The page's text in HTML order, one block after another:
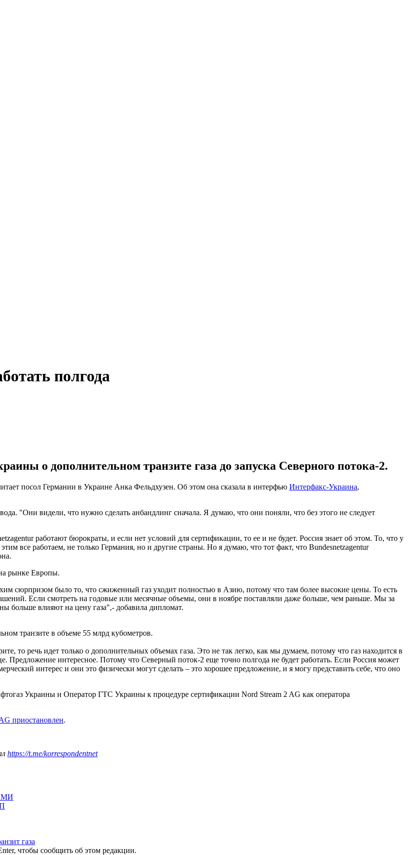
полгода
о дополнительном транзите газа до запуска Северного потока-2.
посол Германии в Украине Анка Фельдхузен. Об этом она сказала в интерфью Интерфакс-Украина,
"Они видели, что нужно сделать анбандлинг сначала. Я думаю, что они поняли, что без этого не следует
работают бюрократы, и если нет условий для сертификации, то ее и не будет. Россия знает об этом. То, что у
все работаем, не только Германия, но и другие страны. Но я думаю, что тот факт, что Bundesnetzagentur
рынке Европы.
сюрпризом было то, что сжиженный газ уходит полностью в Азию, потому что там более высокие цены. То есть
Если смотреть на годовые или месячные объемы, они в ноябре поставляли даже больше, чем раньше. Мы за
больше влияют на цену газа",- добавила дипломат.
транзите в объеме 55 млрд кубометров.
то речь идет только о дополнительных объемах газа. Это не так легко, как мы думаем, потому что газ находится в
Предложение интересное. Потому что Северный поток-2 еще точно полгода не будет работать. Если Россия может
интерес и они это физически могут сделать – это хорошее предложение, и я могу представить себе, что оно
Украины и Оператор ГТС Украины к процедуре сертификации Nord Stream 2 AG как оператора
приостановлен.
https://t.me/korrespondentnet
газа
чтобы сообщить об этом редакции.